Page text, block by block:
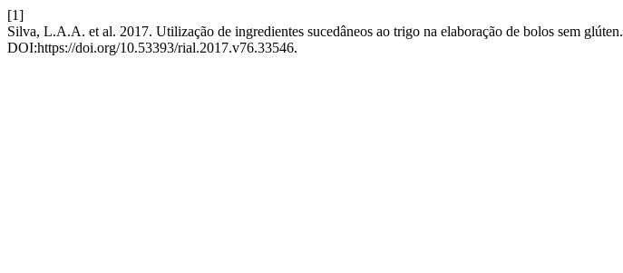
[1]
Silva, L.A.A. et al. 2017. Utilização de ingredientes sucedâneos ao trigo na elaboração de bolos sem glúten.
DOI:https://doi.org/10.53393/rial.2017.v76.33546.